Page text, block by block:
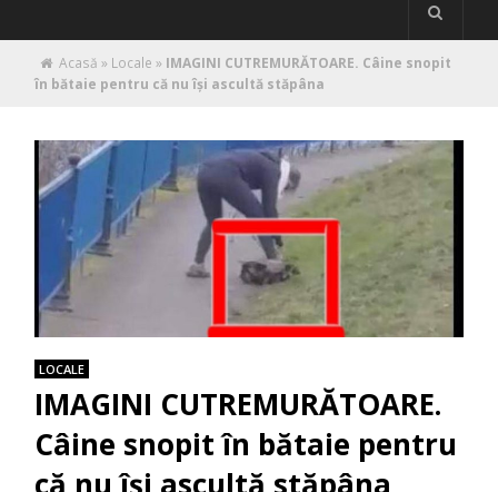
Acasă » Locale » IMAGINI CUTREMURĂTOARE. Câine snopit
în bătaie pentru că nu își ascultă stăpâna
LOCALE
IMAGINI CUTREMURĂTOARE.
Câine snopit în bătaie pentru
că nu își ascultă stăpâna